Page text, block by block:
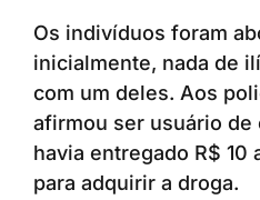
Os indivíduos foram
inicialmente, nada de
com um deles. Aos
afirmou ser usuário de
havia entregado R$ 10
para adquirir a droga.